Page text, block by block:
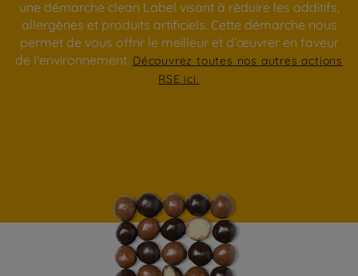
une démarche clean Label visant à réduire les additifs,
allergènes et produits artificiels. Cette démarche nous
permet de vous offrir le meilleur et d’œuvrer en faveur
de l'environnement. Découvrez toutes nos autres actions
RSE ici.